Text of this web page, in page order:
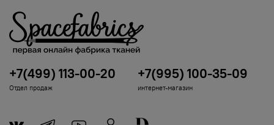
+7(499) 113-00-20
Отдел продаж
+7(995) 100-35-09
интернет-магазин